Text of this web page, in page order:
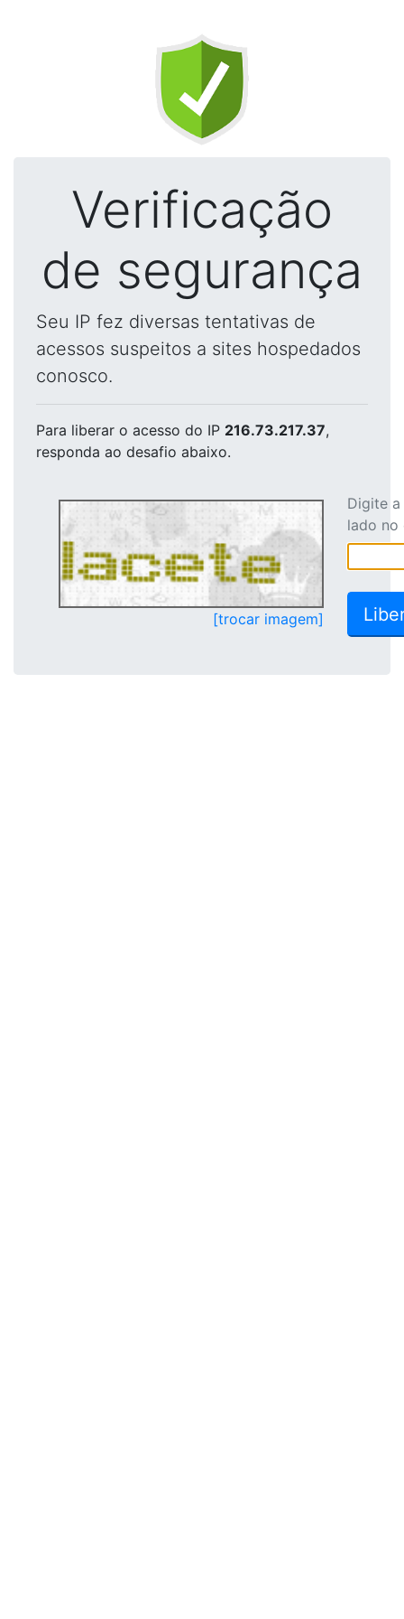
Verificação
de segurança
Seu IP fez diversas tentativas de
acessos suspeitos a sites hospedados
conosco.
Para liberar o acesso do IP 216.73.217.37,
responda ao desafio abaixo.
[trocar imagem]
Digite
lado no